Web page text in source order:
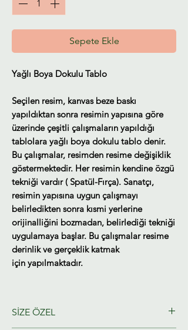
Sepete Ekle
Yağlı Boya Dokulu Tablo
Seçilen resim, kanvas beze baskı
yapıldıktan sonra resimin yapısına göre
üzerinde çeşitli çalışmaların yapıldığı
tablolara yağlı boya dokulu tablo denir.
Bu çalışmalar, resimden resime değişiklik
göstermektedir. Her resimin kendine özgü
tekniği vardır ( Spatül-Fırça). Sanatçı,
resimin yapısına uygun çalışmayı
belirledikten sonra kısmi yerlerine
orijinalliğini bozmadan, belirlediği tekniği
uygulamaya başlar. Bu çalışmalar resime
derinlik ve gerçeklik katmak
için yapılmaktadır.
SİZE ÖZEL